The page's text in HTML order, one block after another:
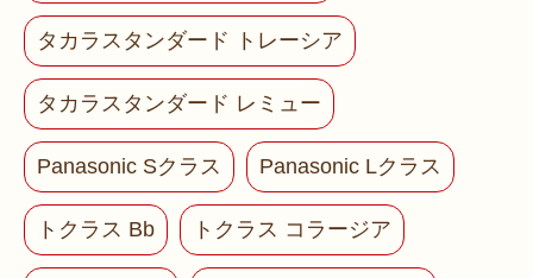
タカラスタンダード トレーシア
タカラスタンダード レミュー
Panasonic Sクラス Panasonic Lクラス
トクラス Bb トクラス コラージア